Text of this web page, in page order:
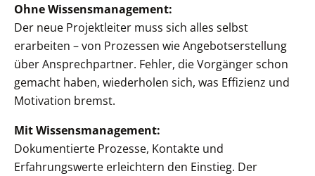
Ohne Wissensmanagement:
Der neue Projektleiter muss sich alles selbst
erarbeiten – von Prozessen wie Angebotserstellung
über Ansprechpartner. Fehler, die Vorgänger schon
gemacht haben, wiederholen sich, was Effizienz und
Motivation bremst.
Mit Wissensmanagement:
Dokumentierte Prozesse, Kontakte und
Erfahrungswerte erleichtern den Einstieg. Der